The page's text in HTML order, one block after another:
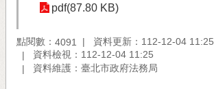
pdf(87.80 KB)
點閱數： 4091
資料更新：112-12-04 11:25
資料檢視：112-12-04 11:25
資料維護：臺北市政府法務局